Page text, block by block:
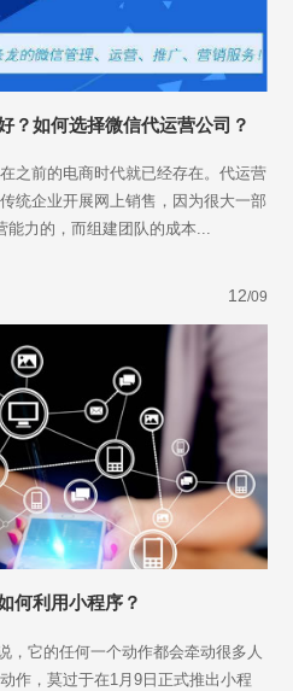
？如何选择微信代运营公司？
之前的电商时代就已经存在。代运营
统企业开展网上销售，因为很大一部
能力的，而组建团队的成本...
12/09
何利用小程序？
，它的任何一个动作都会牵动很多人
作，莫过于在1月9日正式推出小程
ready?
式，我们会第一时间送上问候的。